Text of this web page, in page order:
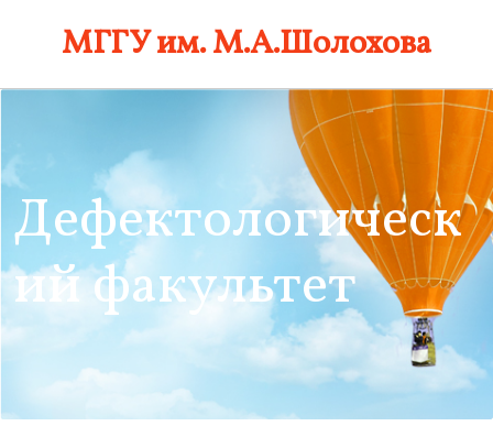
МГГУ им. М.А.Шолохова
Дефектологическ
ий факультет